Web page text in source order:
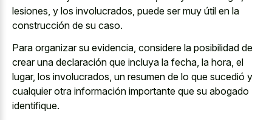
lesiones, y los involucrados, puede ser muy útil en la
construcción de su caso.
Para organizar su evidencia, considere la posibilidad de
crear una declaración que incluya la fecha, la hora, el
lugar, los involucrados, un resumen de lo que sucedió y
cualquier otra información importante que su abogado
identifique.